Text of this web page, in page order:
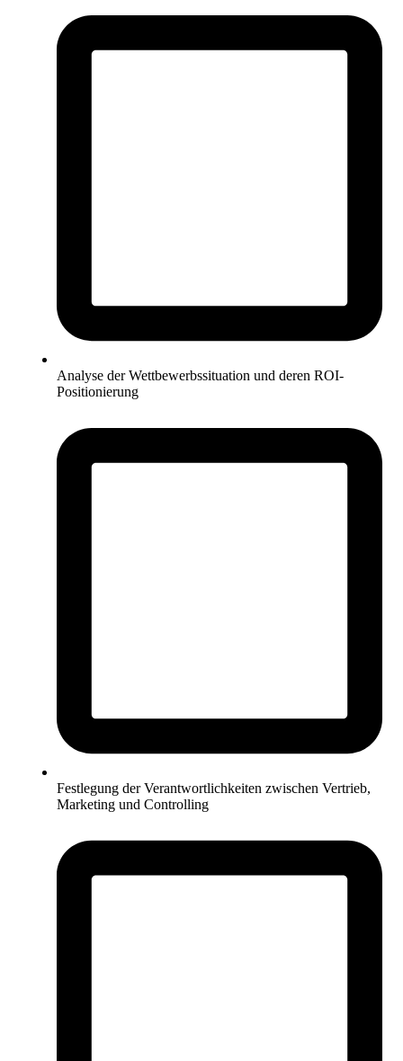
Analyse der Wettbewerbssituation und deren ROI-
Positionierung
Festlegung der Verantwortlichkeiten zwischen Vertrieb,
Marketing und Controlling